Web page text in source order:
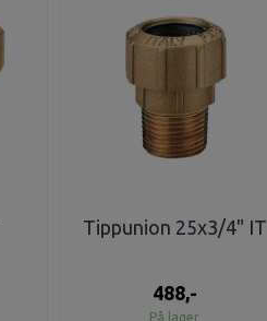
Tippunion 25x3/4" IT
488,-
På lager